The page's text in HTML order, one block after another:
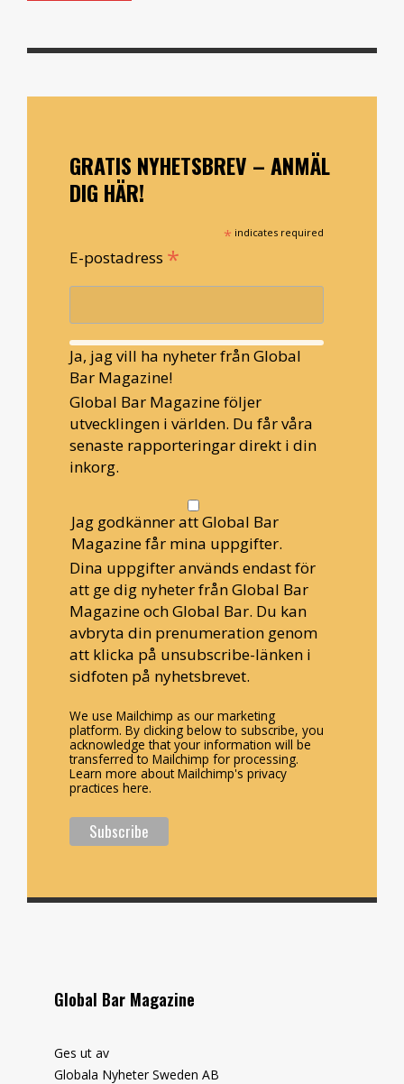
GRATIS NYHETSBREV – ANMÄL
DIG HÄR!
* indicates required
E-postadress *
Ja, jag vill ha nyheter från Global
Bar Magazine!
Global Bar Magazine följer
utvecklingen i världen. Du får våra
senaste rapporteringar direkt i din
inkorg.
Jag godkänner att Global Bar
Magazine får mina uppgifter.
Dina uppgifter används endast för
att ge dig nyheter från Global Bar
Magazine och Global Bar. Du kan
avbryta din prenumeration genom
att klicka på unsubscribe-länken i
sidfoten på nyhetsbrevet.
We use Mailchimp as our marketing
platform. By clicking below to subscribe, you
acknowledge that your information will be
transferred to Mailchimp for processing.
Learn more about Mailchimp's privacy
practices here.
Global Bar Magazine
Ges ut av
Globala Nyheter Sweden AB